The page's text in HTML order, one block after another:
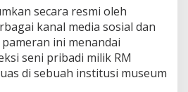
u
s
i
m
G
u
secara resmi oleh
kanal media sosial dan
ini menandai
seni pribadi milik RM
di sebuah institusi museum